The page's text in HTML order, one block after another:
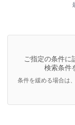
ご指定の条件に
検索条件
条件を緩める場合は